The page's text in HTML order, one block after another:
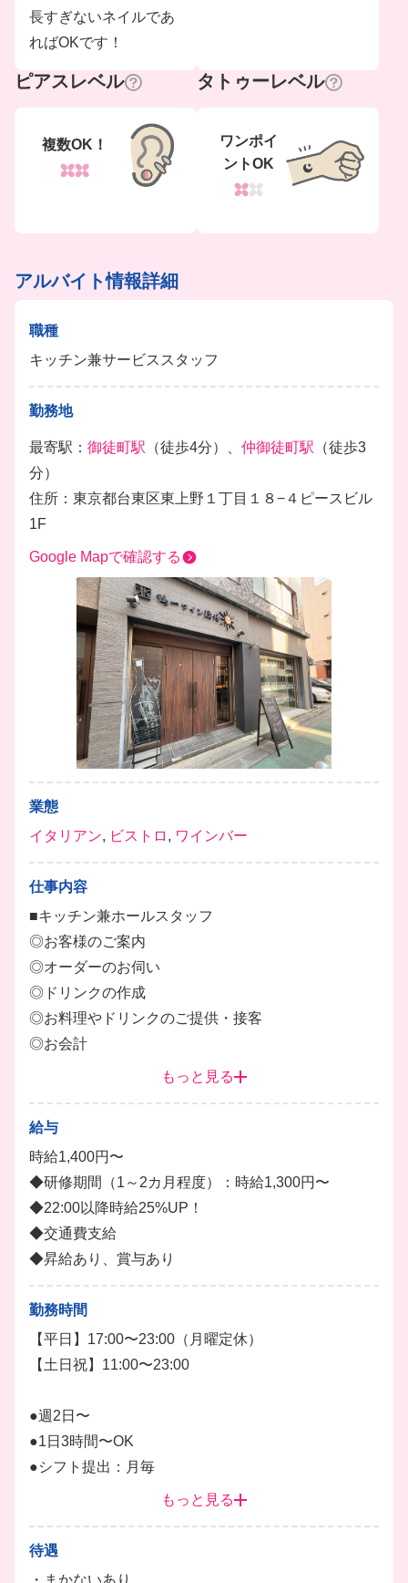
長すぎないネイルであ
ればOKです！
ピアスレベル
複数OK！
タトゥーレベル
ワンポイ
ントOK
アルバイト情報詳細
職種
キッチン兼サービススタッフ
勤務地
最寄駅： 御徒町駅 （徒歩4分）、 仲御徒町駅 （徒歩3
分）
住所：東京都台東区東上野１丁目１８−４ピースビル
1F
Google Mapで確認する
業態
イタリアン, ビストロ , ワインバー
仕事内容
■キッチン兼ホールスタッフ
◎お客様のご案内
◎オーダーのお伺い
◎ドリンクの作成
◎お料理やドリンクのご提供・接客
◎お会計
◎簡単な調理・盛り付け
アルバイトの個性を大切にする職場で、自分らしさを
活かした接客を楽しめますよ🎶
手先が器用な方には盛り付けをお任せしたり、絵や字
が得意な方にはメニューボードの作成をお任せしたり
と、適材適所で活躍できる環境が整っています！
で、落ち着いた雰囲気の中で安心して働けます♪
を開くほどスタッフ仲が良いのが自慢です✨
先輩スタッフが丁寧に教えますので、未経験の方も安
キッチン ホール
もっと見る
給与
時給1,400円〜
◆研修期間（1～2カ月程度）：時給1,300円〜
◆22:00以降時給25%UP！
◆交通費支給
◆昇給あり、賞与あり
勤務時間
【平日】17:00〜23:00（月曜定休）
【土日祝】11:00〜23:00
●週2日〜
●1日3時間〜OK
●シフト提出：月毎
＊予約数や営業時間によって変動がございます。
ダブルワークや副業、平日のみ・土日祝のみの勤務も
もっと見る
待遇
・まかないあり